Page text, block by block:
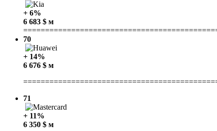
+ 6%
6 683 $ м
70
+ 14%
6 676 $ м
71
+ 11%
6 350 $ м